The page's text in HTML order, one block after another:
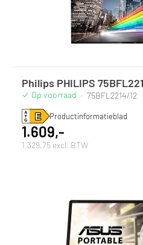
Philips PHILIPS
Op voorraad · 75BFL2214/12
Productinformatieblad
1.609,-
1.329,75 excl. BTW